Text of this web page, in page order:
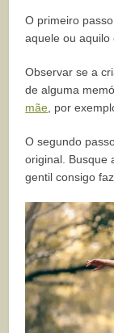
O primeiro
aquele ou aquilo
Observar se a
de alguma
mãe , por
O segundo
original. Busque
gentil consigo